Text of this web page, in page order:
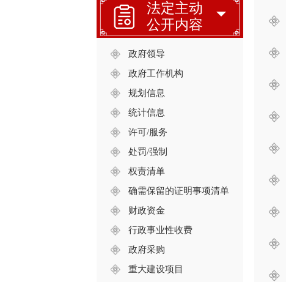
法定主动
公开内容
政府领导
政府工作机构
规划信息
统计信息
许可/服务
处罚/强制
权责清单
确需保留的证明事项清单
财政资金
行政事业性收费
政府采购
重大建设项目